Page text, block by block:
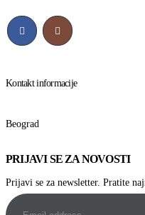
Kontakt informacije
Beograd
PRIJAVI SE ZA NOVOSTI
Prijavi se za newsletter. Pratite